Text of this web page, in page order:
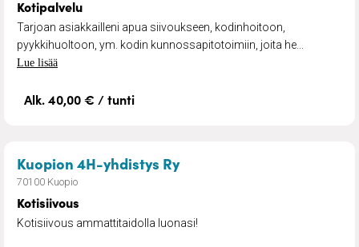
Kotipalvelu
Tarjoan asiakkailleni apua siivoukseen, kodinhoitoon,
pyykkihuoltoon, ym. kodin kunnossapitotoimiin, joita he...
Lue lisää
Alk. 40,00 € / tunti
Kuopion 4H-yhdistys Ry– Kotisiivous
70100 Kuopio
Kotisiivous
Kotisiivous ammattitaidolla luonasi!